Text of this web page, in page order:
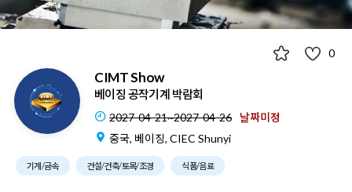
0
CIMT Show
베이징 공작기계 박람회
2027-04-21~2027-04-26
날짜미정
중국, 베이징, CIEC Shunyi
기계/금속 건설/건축/토목/조경 식품/음료